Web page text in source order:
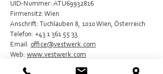
UID-Nummer: ATU69932816
Firmensitz: Wien
Anschrift: Tuchlauben 8, 1010 Wien, Österreich
Telefon: +43 1 361 55 33
Email: office@vestwerk.com
Web: www.vestwerk.com